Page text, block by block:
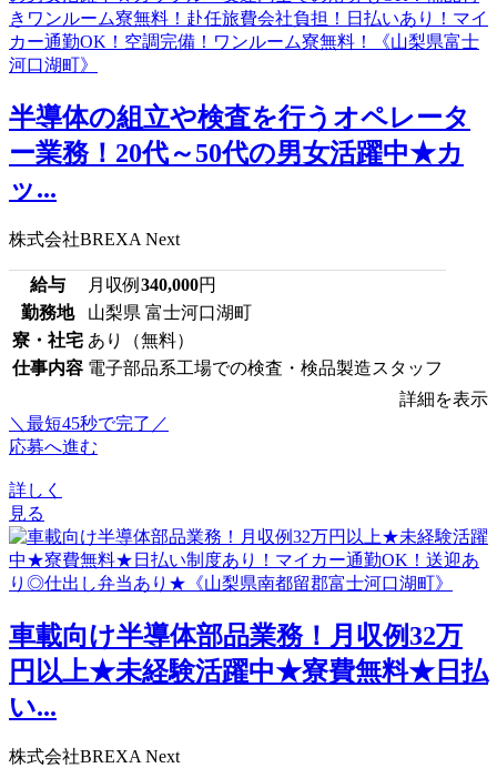
半導体の組立や検査を行うオペレータ
ー業務！20代～50代の男女活躍中★カ
ッ...
株式会社BREXA Next
給与 月収例 340,000円
勤務地
山梨県 富士河口湖町
寮・社宅 あり（無料）
仕事内容 電子部品系工場での検査・検品製造スタッフ
詳細を表示
＼最短45秒で完了／
応募へ進む
詳しく
見る
車載向け半導体部品業務！月収例32万
円以上★未経験活躍中★寮費無料★日払
い...
株式会社BREXA Next